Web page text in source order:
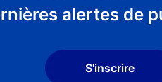
alertes de
S'inscrire